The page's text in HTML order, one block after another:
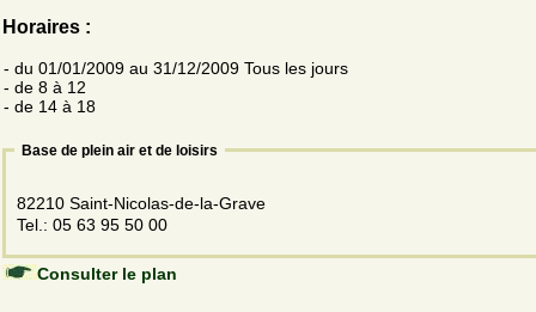
Horaires :
- du 01/01/2009 au 31/12/2009 Tous les jours
- de 8 à 12
- de 14 à 18
Base de plein air et de loisirs
82210 Saint-Nicolas-de-la-Grave
Tel.: 05 63 95 50 00
Consulter le plan